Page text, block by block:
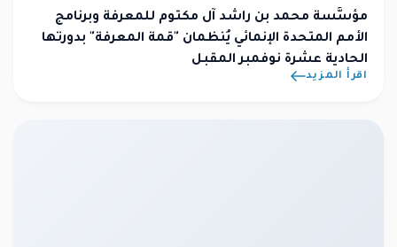
مؤسَّسة محمد بن راشد آل مكتوم للمعرفة وبرنامج
الأمم المتحدة الإنمائي يُنظمان "قمة المعرفة" بدورتها
الحادية عشرة نوفمبر المقبل
اقرأ المزيد